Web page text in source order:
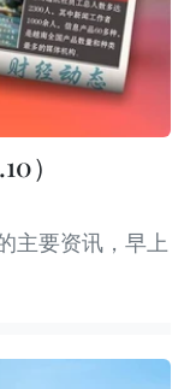
）
主要资讯，早上